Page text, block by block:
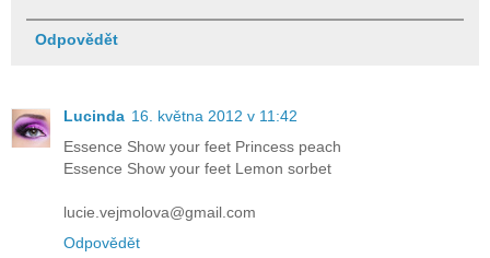
Odpovědět
Lucinda 16. května 2012 v 11:42
Essence Show your feet Princess peach
Essence Show your feet Lemon sorbet
lucie.vejmolova@gmail.com
Odpovědět